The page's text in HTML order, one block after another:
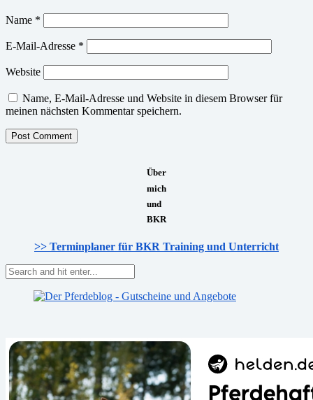
Name *
E-Mail-Adresse *
Website
Name, E-Mail-Adresse und Website in diesem Browser für
meinen nächsten Kommentar speichern.
Über
mich
und
BKR
>> Terminplaner für BKR Training und Unterricht